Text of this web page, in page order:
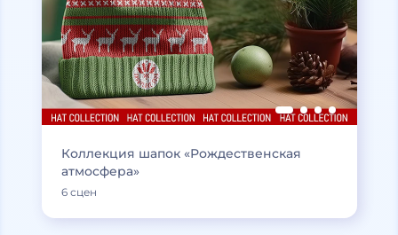
Коллекция шапок «Рождественская
атмосфера»
6 сцен